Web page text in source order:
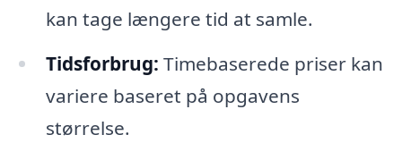
kan tage længere tid at samle.
Tidsforbrug: Timebaserede priser kan
variere baseret på opgavens
størrelse.